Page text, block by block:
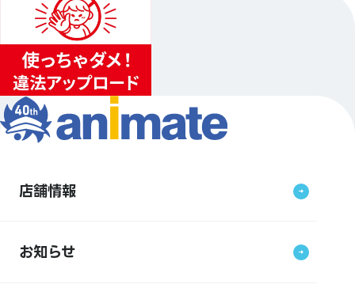
店舗情報
お知らせ